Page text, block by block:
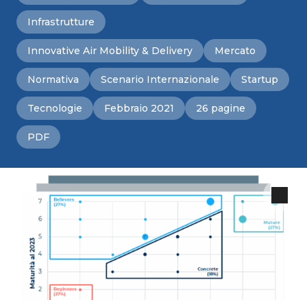
Infrastrutture
Innovative Air Mobility & Delivery Mercato
Normativa Scenario Internazionale Startup
Tecnologie Febbraio 2021 26 pagine
PDF